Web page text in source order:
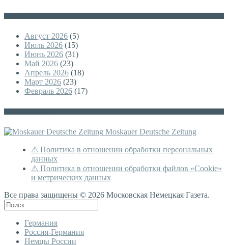
Август 2026 (5)
Июль 2026 (15)
Июнь 2026 (31)
Май 2026 (23)
Апрель 2026 (18)
Март 2026 (23)
Февраль 2026 (17)
Moskauer Deutsche Zeitung
⚠ Политика в отношении обработки персональных
данных
⚠ Политика в отношении обработки файлов «Cookie»
и метрических данных
Все права защищены © 2026 Московская Немецкая Газета.
Германия
Россия-Германия
Немцы России